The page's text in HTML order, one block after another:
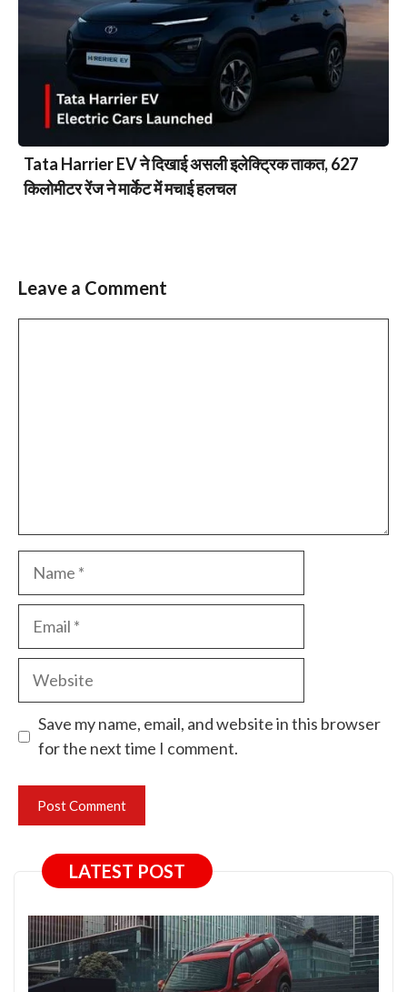
Tata Harrier EV ने दिखाई असली इलेक्ट्रिक ताकत, 627
किलोमीटर रेंज ने मार्केट में मचाई हलचल
Leave a Comment
Save my name, email, and website in this browser
for the next time I comment.
LATEST POST